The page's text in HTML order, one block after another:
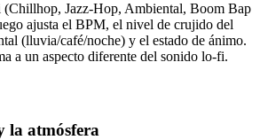
(Chillhop, Jazz-Hop, Ambiental, Boom Bap
ajusta el BPM, el nivel de crujido del
(lluvia/café/noche) y el estado de ánimo.
a un aspecto diferente del sonido lo-fi.
la atmósfera